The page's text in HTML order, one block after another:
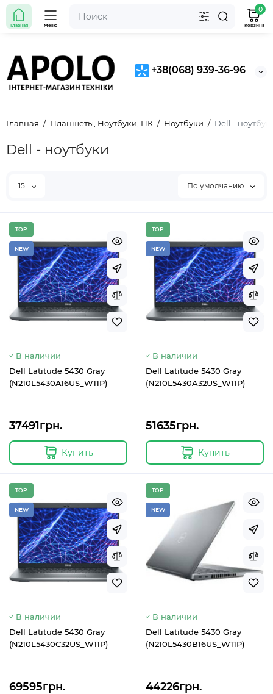
+38(068) 939-36-96
Главная Меню
0
Корзина
Главная Планшеты, Ноутбуки, ПК Ноутбуки Dell -
Dell - ноутбуки
15 По умолчанию
TOP
NEW
В наличии
Dell Latitude 5430 Gray
(N210L5430A16US_W11P)
37491грн.
Купить
TOP
NEW
В наличии
Dell Latitude 5430 Gray
(N210L5430A32US_W11P)
51635грн.
Купить
TOP
NEW
В наличии
Dell Latitude 5430 Gray
(N210L5430C32US_W11P)
69595грн.
TOP
NEW
В наличии
Dell Latitude 5430 Gray
(N210L5430В16US_W11P)
44226грн.